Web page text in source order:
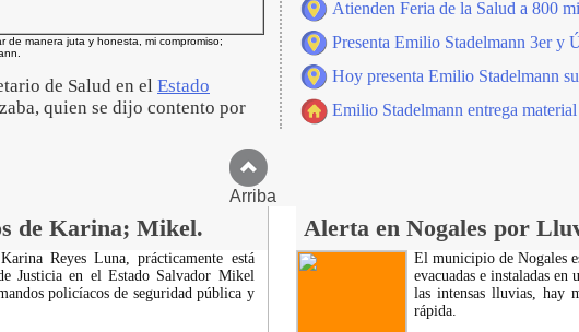
de manera juta y honesta, mi compromiso;
de Salud en el Estado
quien se dijo contento por
Atienden Feria de la Salud a 800
Presenta Emilio Stadelmann 3er y
Hoy presenta Emilio Stadelmann
Emilio Stadelmann entrega
Arriba
de Karina; Mikel. Alerta en Nogales por
Reyes Luna, prácticamente está
Justicia en el Estado Salvador Mikel
policíacos de seguridad pública y
El municipio de Nogales
evacuadas e instaladas en
las intensas lluvias, hay
rápida.